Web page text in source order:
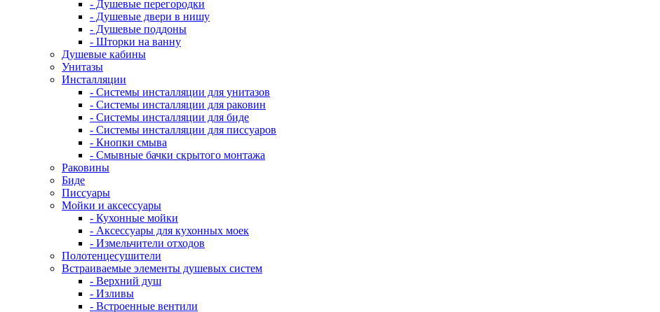
- Душевые перегородки
- Душевые двери в нишу
- Душевые поддоны
- Шторки на ванну
Душевые кабины
Унитазы
Инсталляции
- Системы инсталляции для унитазов
- Системы инсталляции для раковин
- Системы инсталляции для биде
- Системы инсталляции для писсуаров
- Кнопки смыва
- Смывные бачки скрытого монтажа
Раковины
Биде
Писсуары
Мойки и аксессуары
- Кухонные мойки
- Аксессуары для кухонных моек
- Измельчители отходов
Полотенцесушители
Встраиваемые элементы душевых систем
- Верхний душ
- Изливы
- Встроенные вентили